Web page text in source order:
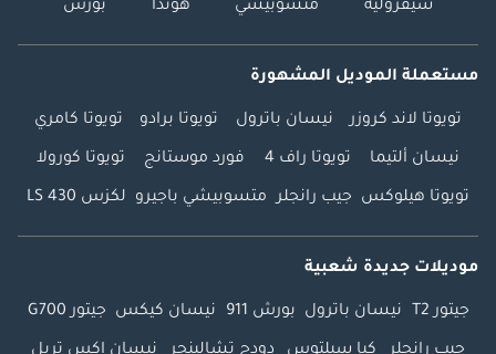
شيفروليه متسوبيشي هوندا بورش
مستعملة الموديل المشهورة
تويوتا لاند كروزر نيسان باترول تويوتا برادو تويوتا كامري
نيسان ألتيما تويوتا راف 4 فورد موستانج تويوتا كورولا
تويوتا هيلوكس جيب رانجلر متسوبيشي باجيرو لكزس LS 430
موديلات جديدة شعبية
جيتور T2 نيسان باترول بورش 911 نيسان كيكس جيتور G700